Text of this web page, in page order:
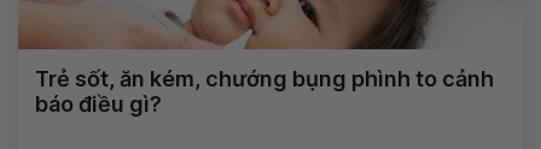
Trẻ sốt, ăn kém, chướng bụng phình to cảnh
báo điều gì?